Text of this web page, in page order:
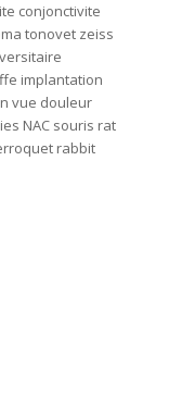
conjonctivite
tonovet zeiss
implantation
vue douleur
NAC souris rat
rabbit